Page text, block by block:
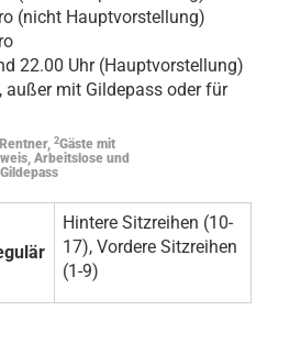
(nicht Hauptvorstellung)
22.00 Uhr (Hauptvorstellung)
außer mit Gildepass oder für
2Gäste mit
Arbeitslose und
Gildepass
Hintere Sitzreihen (10-
17), Vordere Sitzreihen
(1-9)